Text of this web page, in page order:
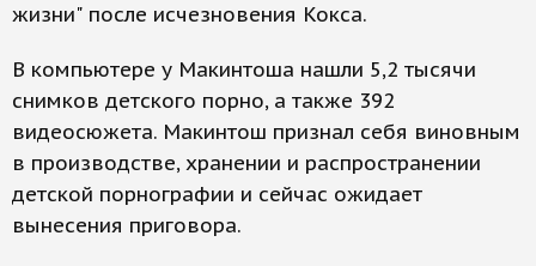
жизни" после исчезновения Кокса.
В компьютере у Макинтоша нашли 5,2 тысячи
снимков детского порно, а также 392
видеосюжета. Макинтош признал себя виновным
в производстве, хранении и распространении
детской порнографии и сейчас ожидает
вынесения приговора.